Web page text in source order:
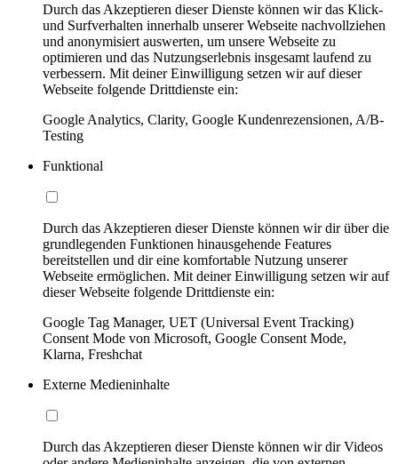
Durch das Akzeptieren dieser Dienste können wir das Klick-
und Surfverhalten innerhalb unserer Webseite nachvollziehen
und anonymisiert auswerten, um unsere Webseite zu
optimieren und das Nutzungserlebnis insgesamt laufend zu
verbessern. Mit deiner Einwilligung setzen wir auf dieser
Webseite folgende Drittdienste ein:
Google Analytics, Clarity, Google Kundenrezensionen, A/B-
Testing
Funktional
Durch das Akzeptieren dieser Dienste können wir dir über die
grundlegenden Funktionen hinausgehende Features
bereitstellen und dir eine komfortable Nutzung unserer
Webseite ermöglichen. Mit deiner Einwilligung setzen wir auf
dieser Webseite folgende Drittdienste ein:
Google Tag Manager, UET (Universal Event Tracking)
Consent Mode von Microsoft, Google Consent Mode,
Klarna, Freshchat
Externe Medieninhalte
Durch das Akzeptieren dieser Dienste können wir dir Videos